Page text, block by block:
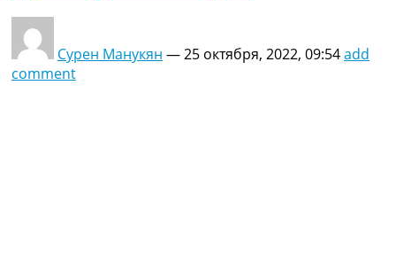
Сурен Манукян —25 октября, 2022, 09:54add
comment